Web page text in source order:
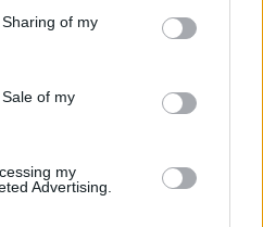
behaviour. You may click to
and its third-party tags to
purposes in below Google
of my
of my
my
Advertising.